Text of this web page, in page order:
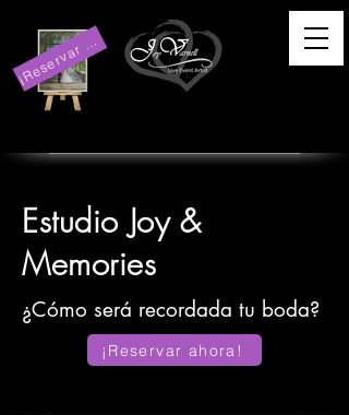
¡
R
e
s
e
r
v
a
ra
h
o
r
a
!
Estudio Joy &
Memories
¿Cómo será recordada tu boda?
¡Reservar ahora!